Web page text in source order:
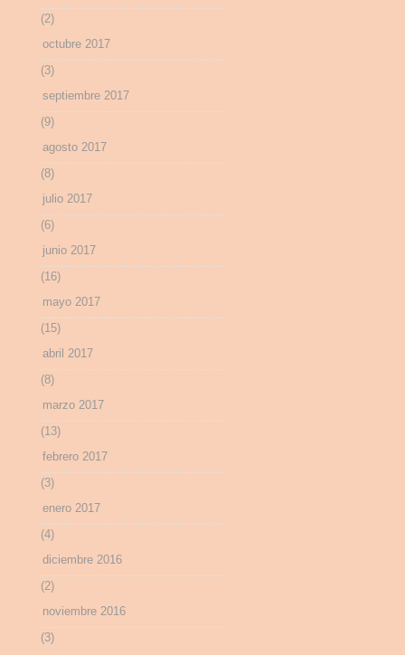
(2)
octubre 2017
(3)
septiembre 2017
(9)
agosto 2017
(8)
julio 2017
(6)
junio 2017
(16)
mayo 2017
(15)
abril 2017
(8)
marzo 2017
(13)
febrero 2017
(3)
enero 2017
(4)
diciembre 2016
(2)
noviembre 2016
(3)